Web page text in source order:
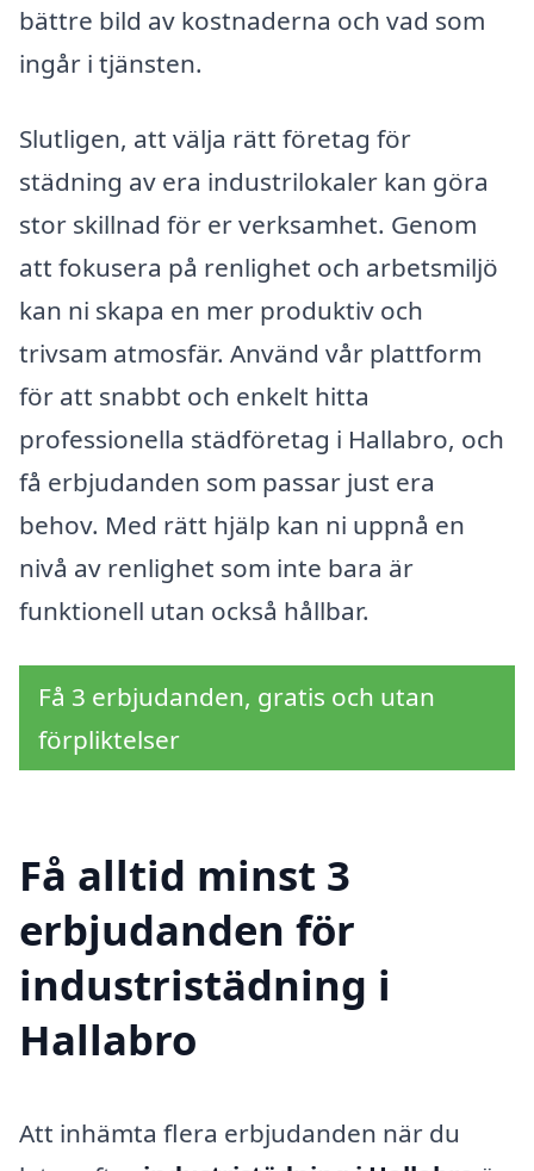
bättre bild av kostnaderna och vad som
ingår i tjänsten.
Slutligen, att välja rätt företag för
städning av era industrilokaler kan göra
stor skillnad för er verksamhet. Genom
att fokusera på renlighet och arbetsmiljö
kan ni skapa en mer produktiv och
trivsam atmosfär. Använd vår plattform
för att snabbt och enkelt hitta
professionella städföretag i Hallabro, och
få erbjudanden som passar just era
behov. Med rätt hjälp kan ni uppnå en
nivå av renlighet som inte bara är
funktionell utan också hållbar.
Få 3 erbjudanden, gratis och utan
förpliktelser
Få alltid minst 3
erbjudanden för
industristädning i
Hallabro
Att inhämta flera erbjudanden när du